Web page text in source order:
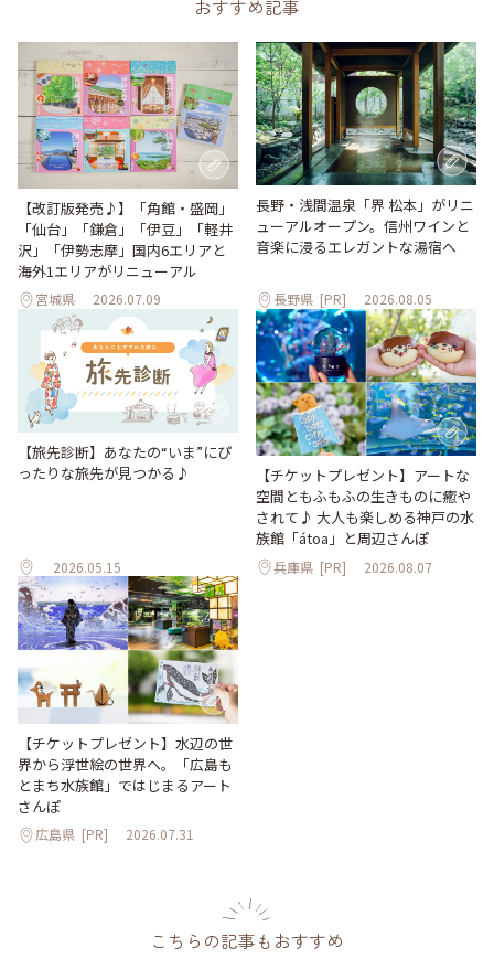
おすすめ記事
【改訂版発売♪】「角館・盛岡」
「仙台」「鎌倉」「伊豆」「軽井
沢」「伊勢志摩」国内6エリアと
海外1エリアがリニューアル
宮城県 2026.07.09
長野・浅間温泉「界 松本」がリニ
ューアルオープン。信州ワインと
音楽に浸るエレガントな湯宿へ
長野県 [PR] 2026.08.05
【旅先診断】あなたの“いま”にぴ
ったりな旅先が見つかる♪
2026.05.15
【チケットプレゼント】アートな
空間ともふもふの生きものに癒や
されて♪ 大人も楽しめる神戸の水
族館「átoa」と周辺さんぽ
兵庫県 [PR] 2026.08.07
【チケットプレゼント】水辺の世
界から浮世絵の世界へ。「広島も
とまち水族館」ではじまるアート
さんぽ
広島県 [PR] 2026.07.31
こちらの記事もおすすめ